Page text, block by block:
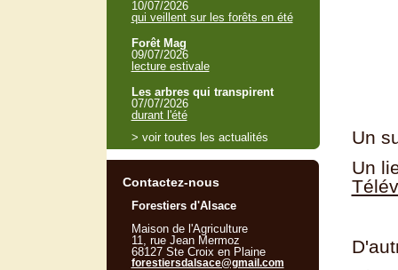
Un
Un
10/07/2026
qui veillent sur les forêts en été
Forêt Mag
09/07/2026
lecture estivale
Les arbres qui transpirent
07/07/2026
durant l'été
> voir toutes les actualités
Contactez-nous
Forestiers d'Alsace
Maison de l'Agriculture
11, rue Jean Mermoz
68127 Ste Croix en Plaine
forestiersdalsace@gmail.com